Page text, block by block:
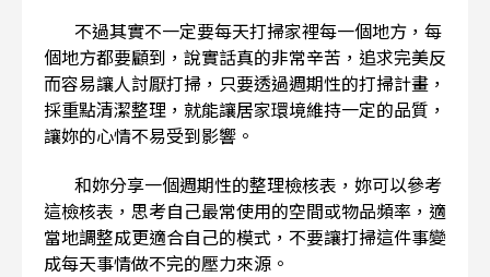
不過其實不一定要每天打掃家裡每一個地方，每
個地方都要顧到，說實話真的非常辛苦，追求完美反
而容易讓人討厭打掃，只要透過週期性的打掃計畫，
採重點清潔整理，就能讓居家環境維持一定的品質，
讓妳的心情不易受到影響。
和妳分享一個週期性的整理檢核表，妳可以參考
這檢核表，思考自己最常使用的空間或物品頻率，適
當地調整成更適合自己的模式，不要讓打掃這件事變
成每天事情做不完的壓力來源。